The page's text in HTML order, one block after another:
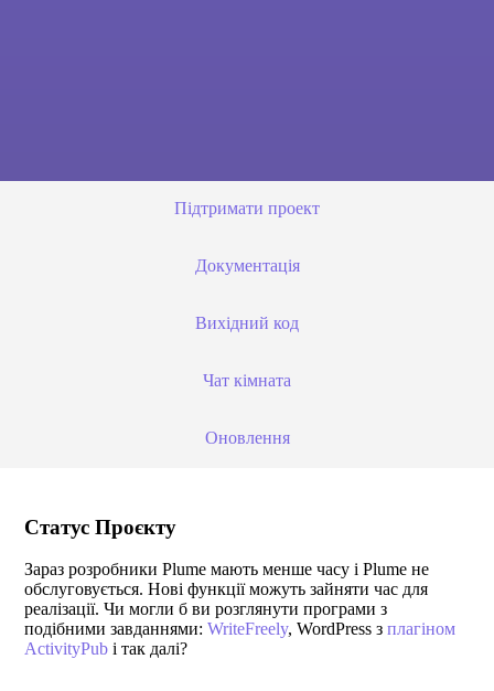
Підтримати проект
Документація
Вихідний код
Чат кімната
Оновлення
Статус Проєкту
Зараз розробники Plume мають менше часу і Plume не
обслуговується. Нові функції можуть зайняти час для
реалізації. Чи могли б ви розглянути програми з
подібними завданнями:WriteFreely, WordPress зплагіном
ActivityPub і так далі?